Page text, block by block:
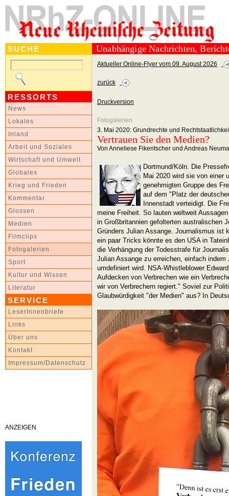
SUCHE
RESSORTS
News
Lokales
Inland
Arbeit und Soziales
Wirtschaft und Umwelt
Globales
Krieg und Frieden
Kommentar
Glossen
Medien
Filmclips
Fotogalerien
Sport
Kultur und Wissen
Literatur
SERVICE
LeserInnenbriefe
Links
Über uns
Kontakt
Impressum/Datenschutz
ANZEIGEN
Unabhängige Nachrichten,
Aktueller Online-Flyer vom 09. August 2026
zurück
Druckversion
Fotogalerien
3. Mai 2020: Grundrechte und
Vertrauen Sie den Medien?
Von Anneliese Fikentscher und Andreas
Dortmund/Köln. Die
Mai 2020 wird sie von einer
genehmigten Gruppe des
auf dem "Platz der
Innenstadt verteidigt. Die
meine Freiheit. So lauten weltweit
in Großbritannien gefolterten australischen
Gründers Julian Assange. Journalismus ist
ein paar Tricks könnte es den USA in
die Verhängung der Todesstrafe für
Julian Assange zu erreichen, einfach indem
umdefiniert wird. NSA-Whistleblower
Aufdecken von Verbrechen wie ein
wir von Verbrechern regiert." Soviel zur
Glaubwürdigkeit "der Medien" aus? In